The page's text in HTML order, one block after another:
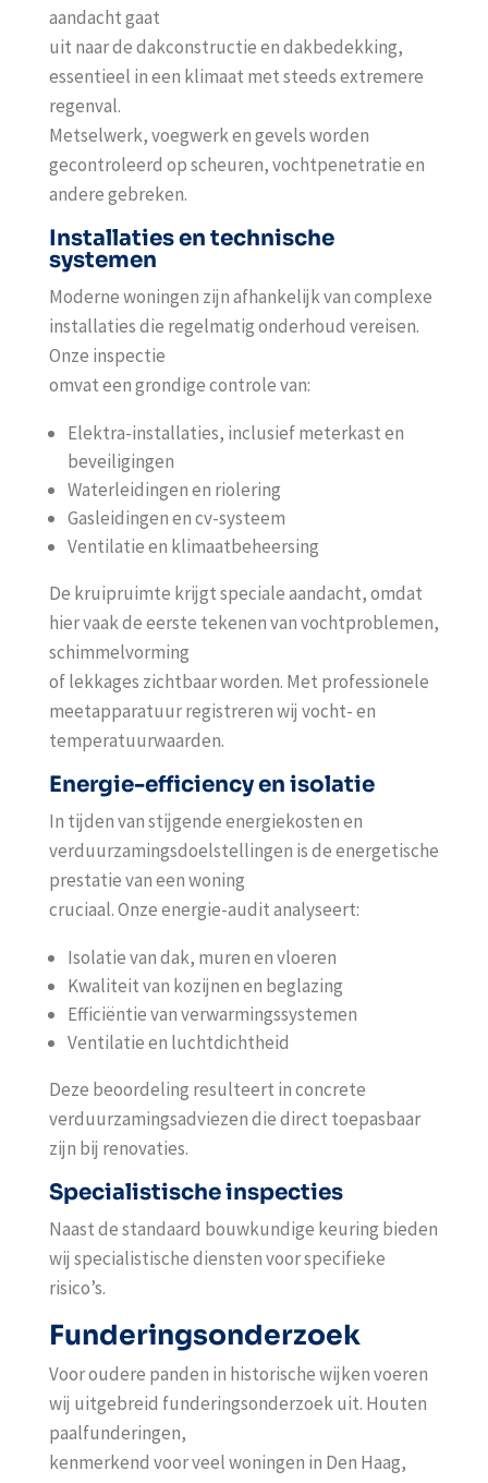
aandacht gaat
uit naar de dakconstructie en dakbedekking,
essentieel in een klimaat met steeds extremere
regenval.
Metselwerk, voegwerk en gevels worden
gecontroleerd op scheuren, vochtpenetratie en
andere gebreken.
Installaties en technische
systemen
Moderne woningen zijn afhankelijk van complexe
installaties die regelmatig onderhoud vereisen.
Onze inspectie
omvat een grondige controle van:
Elektra-installaties, inclusief meterkast en
beveiligingen
Waterleidingen en riolering
Gasleidingen en cv-systeem
Ventilatie en klimaatbeheersing
De kruipruimte krijgt speciale aandacht, omdat
hier vaak de eerste tekenen van vochtproblemen,
schimmelvorming
of lekkages zichtbaar worden. Met professionele
meetapparatuur registreren wij vocht- en
temperatuurwaarden.
Energie-efficiency en isolatie
In tijden van stijgende energiekosten en
verduurzamingsdoelstellingen is de energetische
prestatie van een woning
cruciaal. Onze energie-audit analyseert:
Isolatie van dak, muren en vloeren
Kwaliteit van kozijnen en beglazing
Efficiëntie van verwarmingssystemen
Ventilatie en luchtdichtheid
Deze beoordeling resulteert in concrete
verduurzamingsadviezen die direct toepasbaar
zijn bij renovaties.
Specialistische inspecties
Naast de standaard bouwkundige keuring bieden
wij specialistische diensten voor specifieke
risico’s.
Funderingsonderzoek
Voor oudere panden in historische wijken voeren
wij uitgebreid funderingsonderzoek uit. Houten
paalfunderingen,
kenmerkend voor veel woningen in Den Haag,